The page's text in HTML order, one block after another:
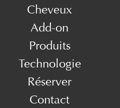
Cheveux
Add-on
Produits
Technologie
Réserver
Contact